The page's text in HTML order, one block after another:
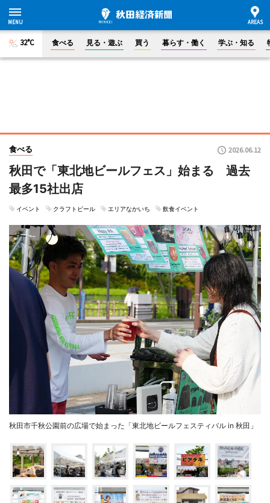
32°C 食べる 見る・遊ぶ 買う 暮らす・働く 学ぶ・知る
食べる 2026.06.12
秋田で「東北地ビールフェス」始まる 過去
最多15社出店
イベント クラフトビール エリアなかいち 飲食イベント
秋田市千秋公園前の広場で始まった「東北地ビールフェスティバル in 秋田」